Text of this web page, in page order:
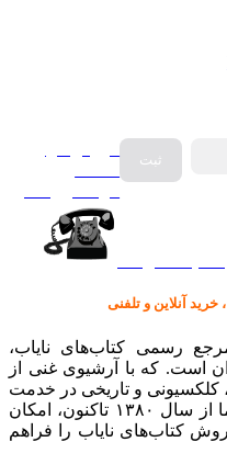
فروش انواع
خرید آنلاین و تلفنی
رسمی کتاب‌های نایاب،
است. که با آرشیوی غنی از
کلکسیونی و تاریخی در خدمت
دوست‌داران فرهنگ و ادب هستیم ما از سال ۱۳۸۰ تاکنون، امکان
کتاب‌های نایاب را فراهم